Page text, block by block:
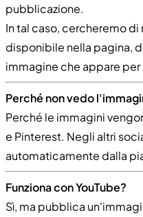
pubblicazione.
In tal caso, cercheremo
disponibile nella pagina,
immagine che appare
Perché non vedo
Perché le immagini
e Pinterest. Negli altri
automaticamente dalla
Funziona con YouTube?
Sì, ma pubblica